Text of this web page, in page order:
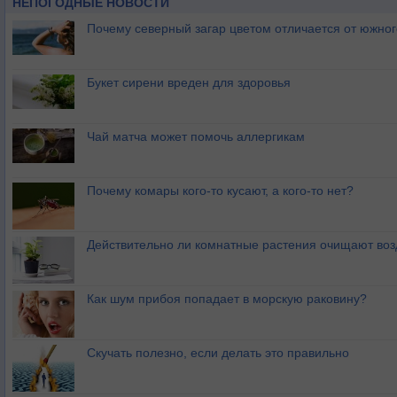
НЕПОГОДНЫЕ НОВОСТИ
Почему северный загар цветом отличается от
Букет сирени вреден для здоровья
Чай матча может помочь аллергикам
Почему комары кого-то кусают, а кого-то нет?
Действительно ли комнатные растения очищают
Как шум прибоя попадает в морскую раковину?
Скучать полезно, если делать это правильно